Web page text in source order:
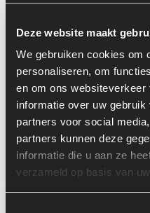
Deze website maakt
We gebruiken cookies om
personaliseren, om
en om ons
informatie over uw
partners voor social
partners kunnen deze
informatie die u aan ze
verzameld op basis van
Informatie
Locatie:
Serienummer:
Past op de volgende machines:
Land: